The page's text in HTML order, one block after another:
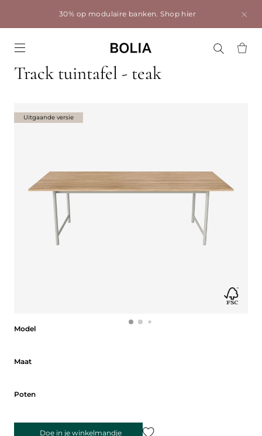
30% op modulaire banken.Shop hier
Track tuintafel - teak
Model
Maat
Poten
Doe in je winkelmandje
Uitgaande versie